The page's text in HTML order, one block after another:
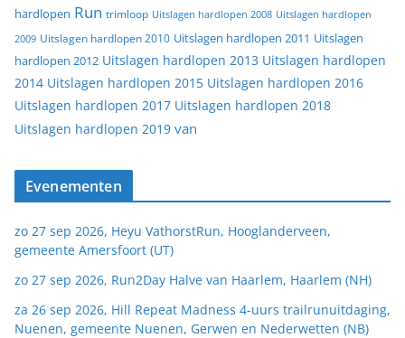
hardlopen Run trimloop Uitslagen hardlopen 2008 Uitslagen hardlopen
2009 Uitslagen hardlopen 2010 Uitslagen hardlopen 2011 Uitslagen
hardlopen 2012 Uitslagen hardlopen 2013 Uitslagen hardlopen
2014 Uitslagen hardlopen 2015 Uitslagen hardlopen 2016
Uitslagen hardlopen 2017 Uitslagen hardlopen 2018
Uitslagen hardlopen 2019 van
Evenementen
zo 27 sep 2026, Heyu VathorstRun, Hooglanderveen,
gemeente Amersfoort (UT)
zo 27 sep 2026, Run2Day Halve van Haarlem, Haarlem (NH)
za 26 sep 2026, Hill Repeat Madness 4-uurs trailrunuitdaging,
Nuenen, gemeente Nuenen, Gerwen en Nederwetten (NB)